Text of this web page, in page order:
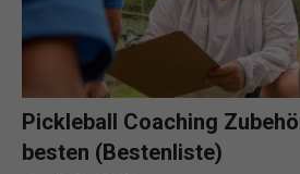
Pickleball Coaching
besten (Bestenliste)